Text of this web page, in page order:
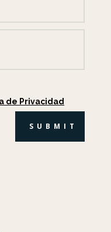
de Privacidad
SUBMIT